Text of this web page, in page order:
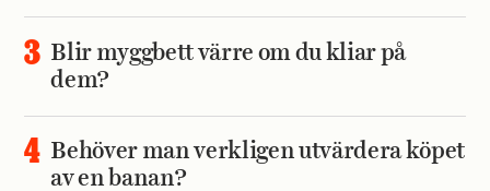
Blir myggbett värre om du kliar på
dem?
Behöver man verkligen utvärdera köpet
av en banan?